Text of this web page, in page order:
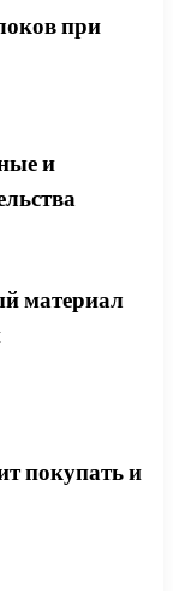
при
и
материал
покупать и